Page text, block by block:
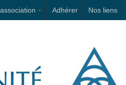
Adhérer Nos liens